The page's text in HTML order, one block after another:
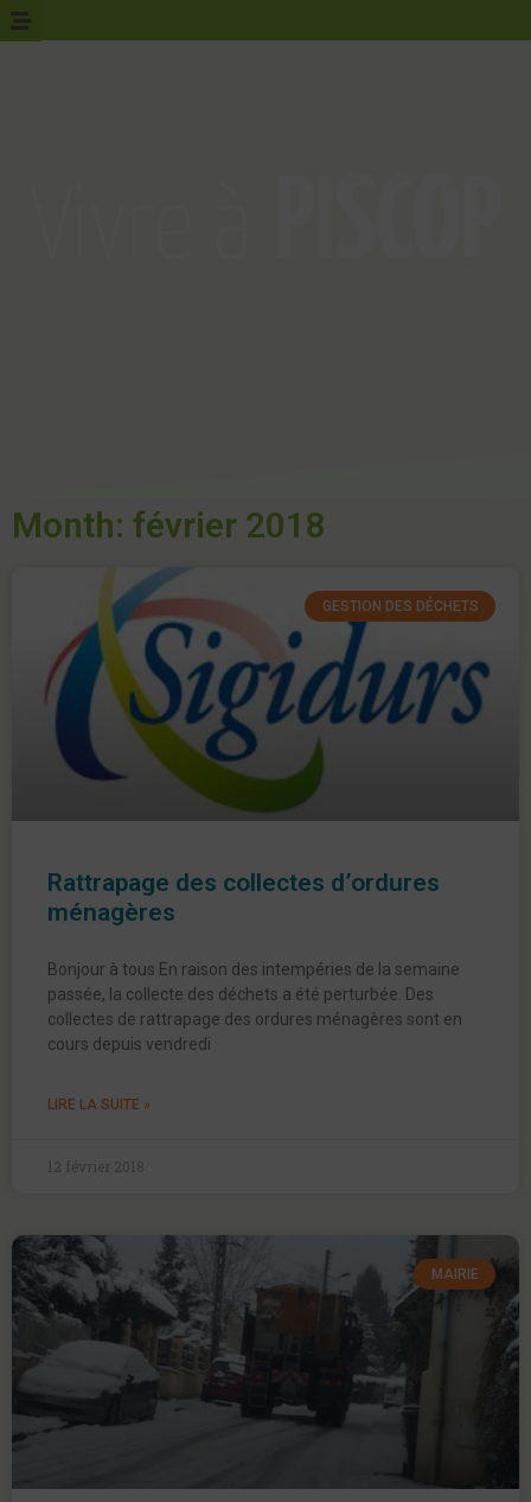
Month: février 2018
GESTION DES DÉCHETS
Rattrapage des collectes d’ordures
ménagères
Bonjour à tous En raison des intempéries de la semaine
passée, la collecte des déchets a été perturbée. Des
collectes de rattrapage des ordures ménagères sont en
cours depuis vendredi
LIRE LA SUITE »
12 février 2018
MAIRIE